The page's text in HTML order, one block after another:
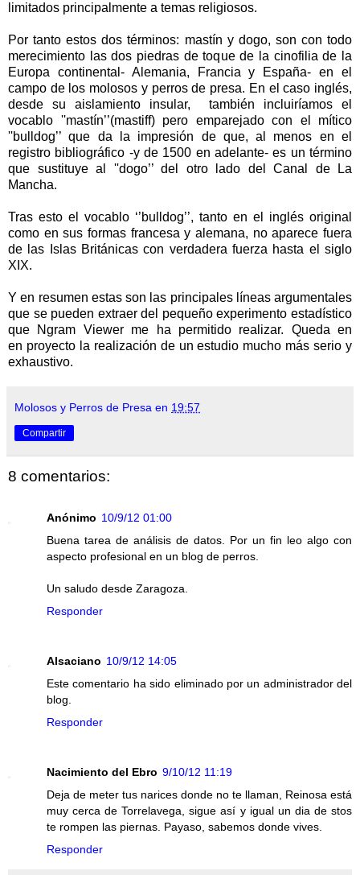
limitados principalmente a temas religiosos.
Por tanto estos dos términos: mastín y dogo, son con todo
merecimiento las dos piedras de toque de la cinofilia de la
Europa continental- Alemania, Francia y España- en el
campo de los molosos y perros de presa. En el caso inglés,
desde su aislamiento insular, también incluiríamos el
vocablo ''mastín’’(mastiff) pero emparejado con el mítico
''bulldog’’ que da la impresión de que, al menos en el
registro bibliográfico -y de 1500 en adelante- es un término
que sustituye al ''dogo’’ del otro lado del Canal de La
Mancha.
Tras esto el vocablo ‘’bulldog’’, tanto en el inglés original
como en sus formas francesa y alemana, no aparece fuera
de las Islas Británicas con verdadera fuerza hasta el siglo
XIX.
Y en resumen estas son las principales líneas argumentales
que se pueden extraer del pequeño experimento estadístico
que Ngram Viewer me ha permitido realizar. Queda en
en proyecto la realización de un estudio mucho más serio y
exhaustivo.
Molosos y Perros de Presa en 19:57
Compartir
8 comentarios:
Anónimo 10/9/12 01:00
Buena tarea de análisis de datos. Por un fin leo algo con
aspecto profesional en un blog de perros.
Un saludo desde Zaragoza.
Responder
Alsaciano 10/9/12 14:05
Este comentario ha sido eliminado por un administrador del
blog.
Responder
Nacimiento del Ebro 9/10/12 11:19
Deja de meter tus narices donde no te llaman, Reinosa está
muy cerca de Torrelavega, sigue así y igual un dia de stos
te rompen las piernas. Payaso, sabemos donde vives.
Responder